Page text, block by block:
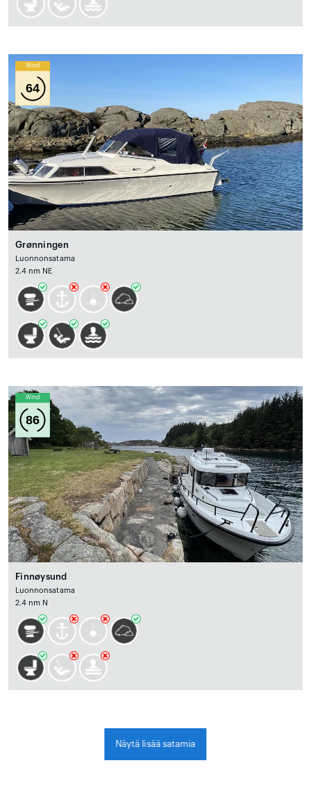
Wind
64
Grønningen
Luonnonsatama
2.4 nm NE
Wind
86
Finnøysund
Luonnonsatama
2.4 nm N
Näytä lisää satamia